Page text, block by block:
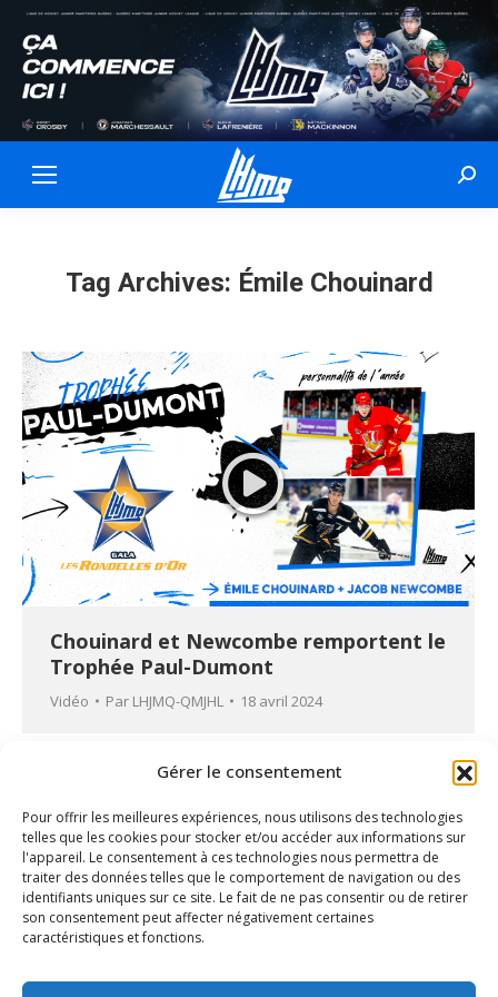
Gérer le consentement
Pour offrir les meilleures expériences, nous utilisons des technologies
telles que les cookies pour stocker et/ou accéder aux informations sur
l'appareil. Le consentement à ces technologies nous permettra de
traiter des données telles que le comportement de navigation ou des
identifiants uniques sur ce site. Le fait de ne pas consentir ou de retirer
son consentement peut affecter négativement certaines
caractéristiques et fonctions.
Tag Archives: Émile Chouinard
Chouinard et Newcombe remportent le
Trophée Paul-Dumont
Vidéo Par LHJMQ-QMJHL 18 avril 2024